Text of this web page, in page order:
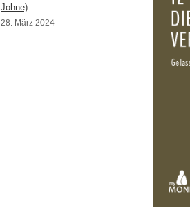
Johne)
28. März 2024
19. März